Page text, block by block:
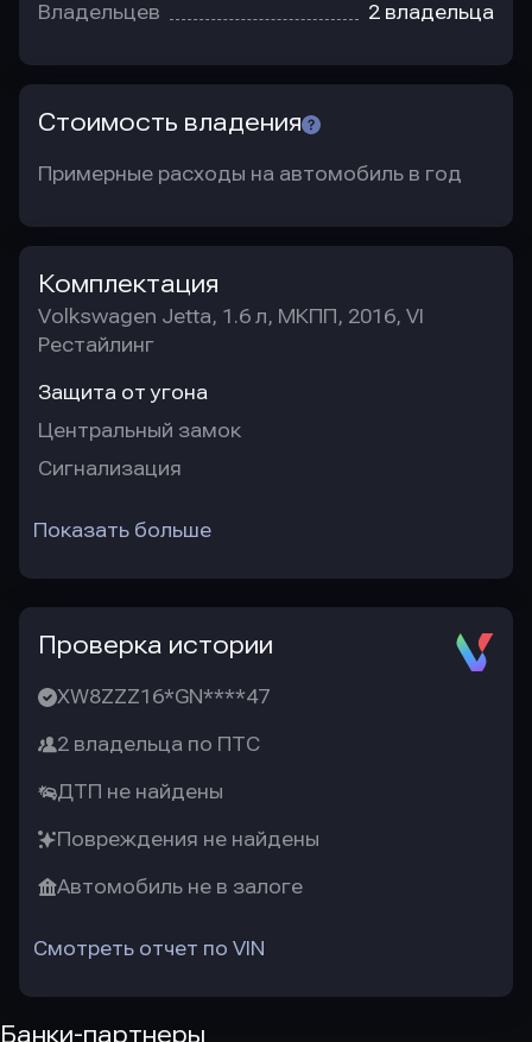
Владельцев 2 владельца
Стоимость владения
Примерные расходы на автомобиль в год
Комплектация
Volkswagen Jetta, 1.6 л, МКПП, 2016, VI
Рестайлинг
Защита от угона
Центральный замок
Сигнализация
Показать больше
Проверка истории
XW8ZZZ16*GN****47
2 владельца по ПТС
ДТП не найдены
Повреждения не найдены
Автомобиль не в залоге
Смотреть отчет по VIN
Банки-партнеры